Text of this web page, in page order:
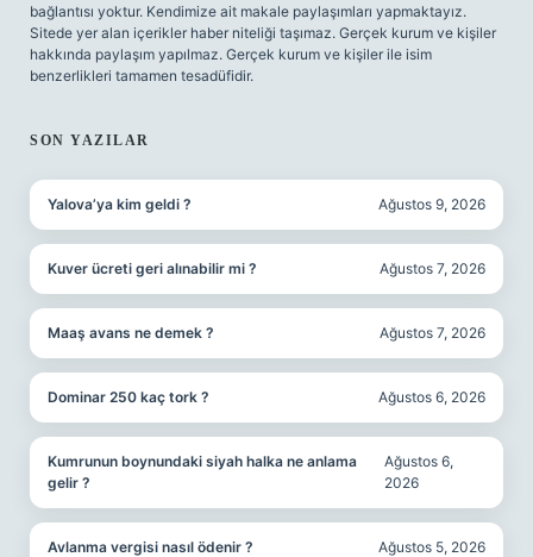
bağlantısı yoktur. Kendimize ait makale paylaşımları yapmaktayız.
Sitede yer alan içerikler haber niteliği taşımaz. Gerçek kurum ve kişiler
hakkında paylaşım yapılmaz. Gerçek kurum ve kişiler ile isim
benzerlikleri tamamen tesadüfidir.
SON YAZILAR
Yalova’ya kim geldi ? Ağustos 9, 2026
Kuver ücreti geri alınabilir mi ? Ağustos 7, 2026
Maaş avans ne demek ? Ağustos 7, 2026
Dominar 250 kaç tork ? Ağustos 6, 2026
Kumrunun boynundaki siyah halka ne anlama
gelir ?
Ağustos 6,
2026
Avlanma vergisi nasıl ödenir ? Ağustos 5, 2026